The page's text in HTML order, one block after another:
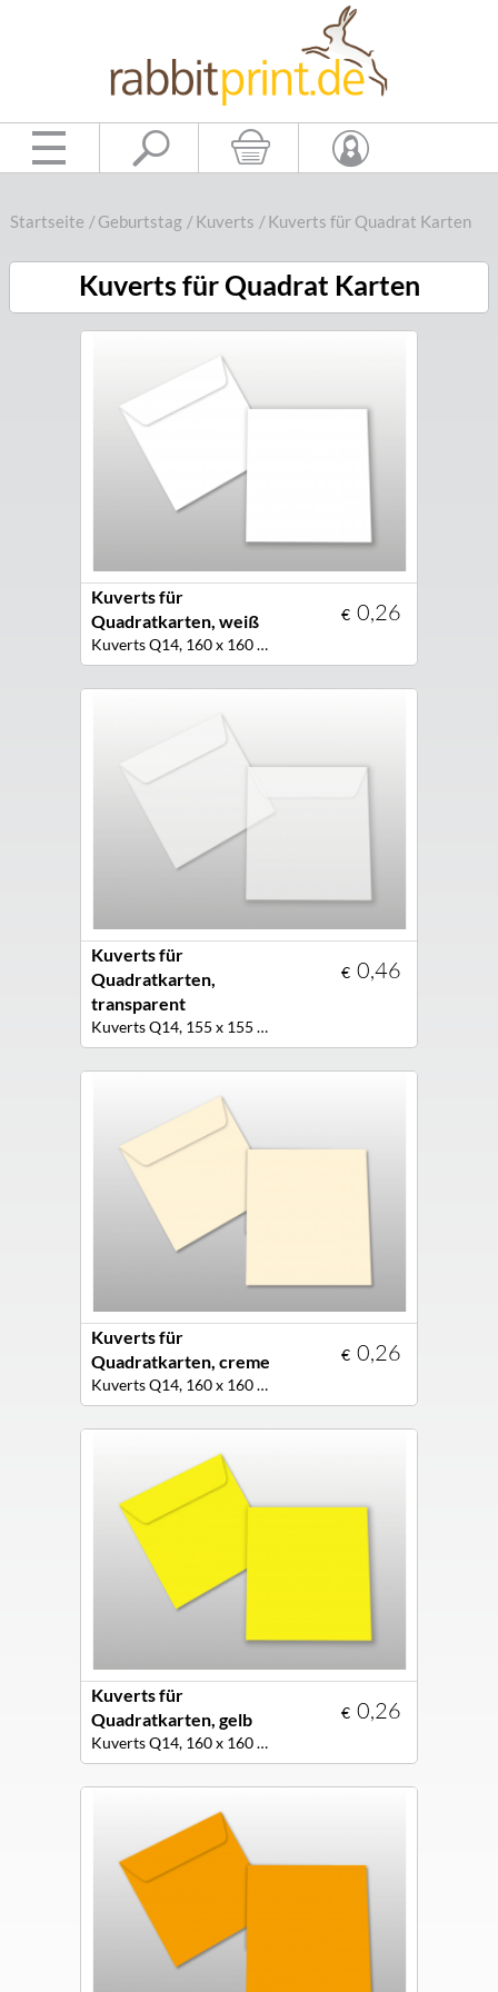
Startseite /Geburtstag /Kuverts /Kuverts für Quadrat Karten
Kuverts für Quadrat Karten
€ 0,26
Kuverts für
Quadratkarten, weiß
Kuverts Q14, 160 x 160 mm, Farbe weiß
€ 0,46
Kuverts für
Quadratkarten,
transparent
Kuverts Q14, 155 x 155 mm, Farbe transparent
€ 0,26
Kuverts für
Quadratkarten, creme
Kuverts Q14, 160 x 160 mm, Farbe creme
€ 0,26
Kuverts für
Quadratkarten, gelb
Kuverts Q14, 160 x 160 mm, Farbe gelb